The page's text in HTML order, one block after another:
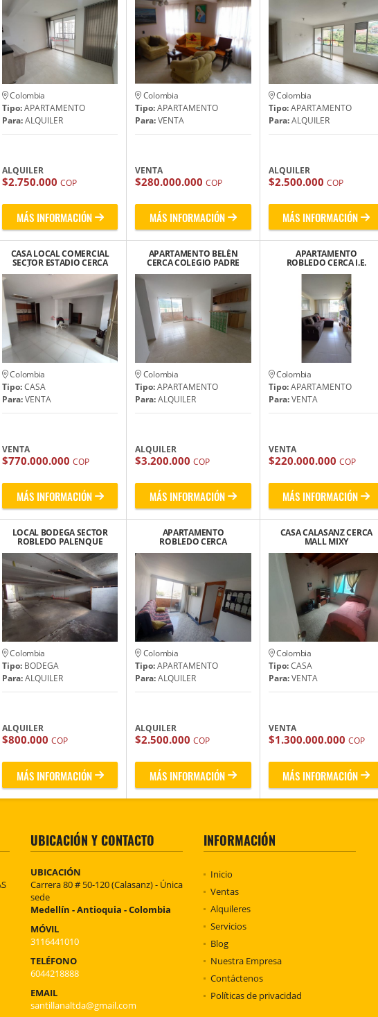
Colombia
Tipo:APARTAMENTO
Para:ALQUILER
ALQUILER
$2.750.000 COP
MÁS INFORMACIÓN
Colombia
Tipo:APARTAMENTO
Para:VENTA
VENTA
$280.000.000COP
MÁS INFORMACIÓN
Colombia
Tipo:APARTAMENTO
Para:ALQUILER
ALQUILER
$2.500.000 COP
MÁS INFORMACIÓN
CASA LOCAL COMERCIAL
SECTOR ESTADIO CERCA
ÉXITO COLOMBIA
Colombia
Tipo:CASA
Para:VENTA
VENTA
$770.000.000 COP
MÁS INFORMACIÓN
APARTAMENTO BELÉN
CERCA COLEGIO PADRE
MANYANET
Colombia
Tipo:APARTAMENTO
Para:ALQUILER
ALQUILER
$3.200.000COP
MÁS INFORMACIÓN
APARTAMENTO
ROBLEDO CERCA I.E.
ALFONSO UPEGUI
Colombia
Tipo:APARTAMENTO
Para:VENTA
VENTA
$220.000.000 COP
MÁS INFORMACIÓN
LOCAL BODEGA SECTOR
ROBLEDO PALENQUE
CERCA SEMINARIO
BÍBLICO
Colombia
Tipo: BODEGA
Para:ALQUILER
ALQUILER
$800.000 COP
MÁS INFORMACIÓN
APARTAMENTO
ROBLEDO CERCA
FACULTAD DE MINAS
Colombia
Tipo:APARTAMENTO
Para:ALQUILER
ALQUILER
$2.500.000COP
MÁS INFORMACIÓN
CASA CALASANZ CERCA
MALL MIXY
Colombia
Tipo:CASA
Para:VENTA
VENTA
$1.300.000.000 COP
MÁS INFORMACIÓN
UBICACIÓN Y CONTACTO
UBICACIÓN
Carrera 80 # 50-120 (Calasanz) - Única
sede
Medellín - Antioquia - Colombia
MÓVIL
3116441010
TELÉFONO
6044218888
EMAIL
santillanaltda@gmail.com
INFORMACIÓN
Inicio
Ventas
Alquileres
Servicios
Blog
Nuestra Empresa
Contáctenos
Políticas de privacidad